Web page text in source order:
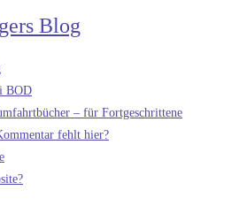
Blog
BOD
– für Fortgeschrittene
fehlt hier?